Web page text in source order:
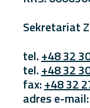
Sekretariat
tel.+48 32
tel.+48 32
fax:+48 32
adres e-mail: